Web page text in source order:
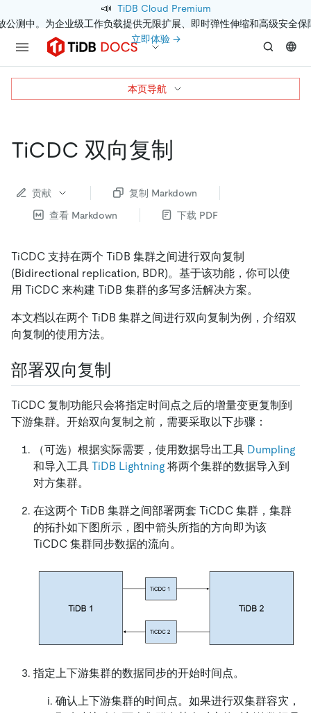
📣 TiDB Cloud Premium
公测中。为企业级工作负载提供无限扩展、即时弹性伸缩和高级安全保
立即体验 →
TiCDC 双向复制
贡献
复制 Markdown
查看 Markdown
下载 PDF
TiCDC 支持在两个 TiDB 集群之间进行双向复制
(Bidirectional replication, BDR)。基于该功能，你可以使
用 TiCDC 来构建 TiDB 集群的多写多活解决方案。
本文档以在两个 TiDB 集群之间进行双向复制为例，介绍双
向复制的使用方法。
部署双向复制
TiCDC 复制功能只会将指定时间点之后的增量变更复制到
下游集群。开始双向复制之前，需要采取以下步骤：
（可选）根据实际需要，使用数据导出工具 Dumpling
和导入工具 TiDB Lightning 将两个集群的数据导入到
对方集群。
在这两个 TiDB 集群之间部署两套 TiCDC 集群，集群
的拓扑如下图所示，图中箭头所指的方向即为该
TiCDC 集群同步数据的流向。
指定上下游集群的数据同步的开始时间点。
确认上下游集群的时间点。如果进行双集群容灾，
本页导航